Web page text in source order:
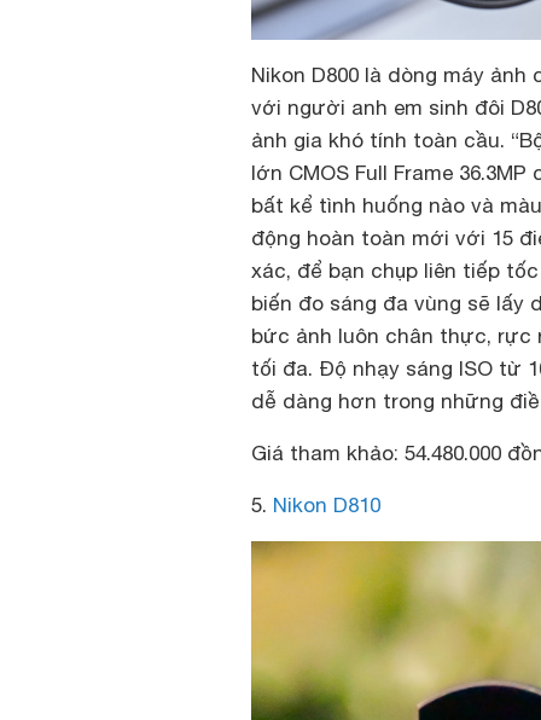
Nikon D800 là dòng máy
với người anh em sinh đôi
ảnh gia khó tính toàn cầu.
lớn CMOS Full Frame
bất kể tình huống nào và
động hoàn toàn mới với 15
xác, để bạn chụp liên tiếp
biến đo sáng đa vùng sẽ lấy
bức ảnh luôn chân thực,
tối đa. Độ nhạy sáng ISO từ
dễ dàng hơn trong những
Giá tham khảo: 54.480.000
5. Nikon D810